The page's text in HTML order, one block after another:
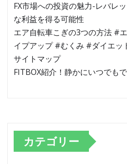
FX市場への投資の魅力-レバレ
な利益を得る可能性
エア自転車こぎの3つの方法 #
イプアップ #むくみ #ダイエッ
サイトマップ
FITBOX紹介！静かにいつでも
カテゴリー